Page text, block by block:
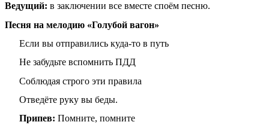
Ведущий: в заключении все вместе споём песню.
Песня на мелодию «Голубой вагон»
Если вы отправились куда-то в путь
Не забудьте вспомнить ПДД
Соблюдая строго эти правила
Отведёте руку вы беды.
Припев: Помните, помните